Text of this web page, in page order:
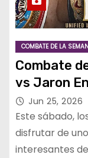
COMBATE DE LA
Combate
vs Jaron
Jun 25, 2026
Este sábado,
disfrutar de
interesantes